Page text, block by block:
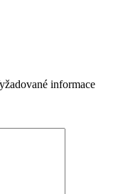
informace